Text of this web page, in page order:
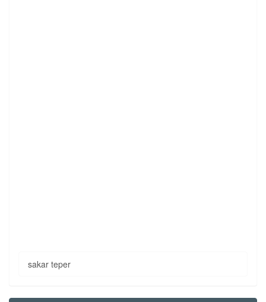
sakar teper